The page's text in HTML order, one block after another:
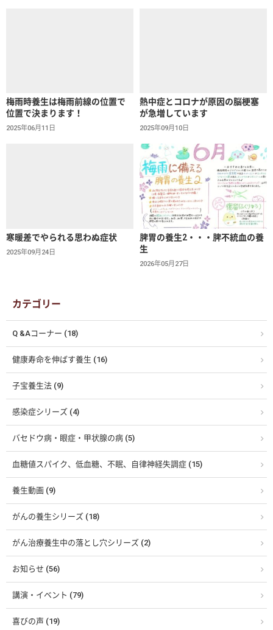
梅雨時養生は梅雨前線の位置で
位置で決まります！
2025年06月11日
熱中症とコロナが原因の脳梗塞
が急増しています
2025年09月10日
寒暖差でやられる思わぬ症状
2025年09月24日
脾胃の養生2・・・脾不統血の養
生
2026年05月27日
カテゴリー
Q &Aコーナー (18)
健康寿命を伸ばす養生 (16)
子宝養生法 (9)
感染症シリーズ (4)
バセドウ病・眼症・甲状腺の病 (5)
血糖値スパイク、低血糖、不眠、自律神経失調症 (15)
養生動画 (9)
がんの養生シリーズ (18)
がん治療養生中の落とし穴シリーズ (2)
お知らせ (56)
講演・イベント (79)
喜びの声 (19)